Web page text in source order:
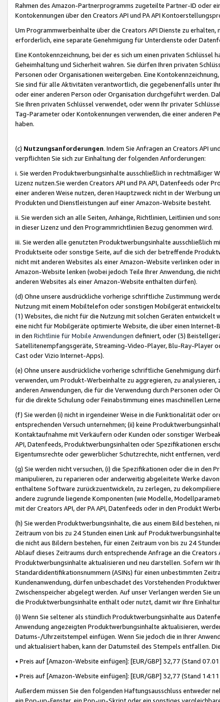
Rahmen des Amazon-Partnerprogramms zugeteilte Partner-ID oder
Kontokennungen über den Creators API und PA API
Um Programmwerbeinhalte über die Creators API Dienste zu
erforderlich, eine separate Genehmigung für Unterdienste oder
Eine Kontokennzeichnung, bei der es sich um einen privaten
Geheimhaltung und Sicherheit wahren. Sie dürfen Ihren privaten
Personen oder Organisationen weitergeben. Eine
Sie sind für alle Aktivitäten verantwortlich, die gegebenenfalls unter
oder einer anderen Person oder Organisation durchgeführt werden.
Sie Ihren privaten Schlüssel verwendet, oder wenn Ihr privater
Tag-Parameter oder Kontokennungen verwenden, die einer anderen
haben.
(c) Nutzungsanforderungen. Indem Sie Anfragen an Creators API
verpflichten Sie sich zur Einhaltung der folgenden Anforderungen:
i. Sie werden Produktwerbungsinhalte ausschließlich in rechtmäßiger
Lizenz nutzen.Sie werden Creators API und PA API, Datenfeeds oder
einer anderen Weise nutzen, deren Hauptzweck nicht in der Werbung
Produkten und Dienstleistungen auf einer Amazon-Website besteht.
ii. Sie werden sich an alle Seiten, Anhänge, Richtlinien, Leitlinien und
in dieser Lizenz und den Programmrichtlinien Bezug genommen wird.
iii. Sie werden alle genutzten Produktwerbungsinhalte ausschließlich
Produktseite oder sonstige Seite, auf die sich der betreffende
nicht mit anderen Websites als einer Amazon-Website verlinken oder
Amazon-Website lenken (wobei jedoch Teile Ihrer Anwendung, die
anderen Websites als einer Amazon-Website enthalten dürfen).
(d) Ohne unsere ausdrückliche vorherige schriftliche Zustimmung
Nutzung mit einem Mobiltelefon oder sonstigen Mobilgerät
(1) Websites, die nicht für die Nutzung mit solchen Geräten
eine nicht für Mobilgeräte optimierte Website, die über einen
in den Richtlinie für Mobile Anwendungen definiert, oder (3)
Satellitenempfangsgeräte, Streaming-Video-Player, Blu-Ray-Player
Cast oder Vizio Internet-Apps).
(e) Ohne unsere ausdrückliche vorherige schriftliche Genehmigung
verwenden, um Produkt-Werbeinhalte zu aggregieren, zu
anderen Anwendungen, die für die Verwendung durch Personen
für die direkte Schulung oder Feinabstimmung eines maschinellen
(f) Sie werden (i) nicht in irgendeiner Weise in die Funktionalität oder
entsprechenden Versuch unternehmen; (ii) keine
Kontaktaufnahme mit Verkäufern oder Kunden oder sonstiger
API, Datenfeeds, Produktwerbungsinhalten oder Spezifikationen
Eigentumsrechte oder gewerblicher Schutzrechte, nicht entfernen,
(g) Sie werden nicht versuchen, (i) die Spezifikationen oder die in
manipulieren, zu reparieren oder anderweitig abgeleitete Werke
enthaltene Software zurückzuentwickeln, zu zerlegen, zu
andere zugrunde liegende Komponenten (wie Modelle,
mit der Creators API, der PA API, Datenfeeds oder in den Produkt
(h) Sie werden Produktwerbungsinhalte, die aus einem Bild bestehen,
Zeitraum von bis zu 24 Stunden einen Link auf
die nicht aus Bildern bestehen, für einen Zeitraum von bis zu 24
Ablauf dieses Zeitraums durch entsprechende Anfrage an die
Produktwerbungsinhalte aktualisieren und neu darstellen. Sofern wir
Standardidentifikationsnummern (ASINs) für einen unbestimmten
Kundenanwendung, dürfen unbeschadet des Vorstehenden
Zwischenspeicher abgelegt werden. Auf unser Verlangen werden Sie
die Produktwerbungsinhalte enthält oder nutzt, damit wir Ihre
(i) Wenn Sie seltener als stündlich Produktwerbungsinhalte aus
Anwendung angezeigten Produktwerbungsinhalte aktualisieren,
Datums-/Uhrzeitstempel einfügen. Wenn Sie jedoch die in Ihrer
und aktualisiert haben, kann der Datumsteil des Stempels entfallen.
• Preis auf [Amazon-Website einfügen]: [EUR/GBP] 32,77 (Stand
• Preis auf [Amazon-Website einfügen]: [EUR/GBP] 32,77 (Stand
Außerdem müssen Sie den folgenden Haftungsausschluss entweder
ein Pop-up-Fenster, ein Pop-up-Skript oder ein sonstiges